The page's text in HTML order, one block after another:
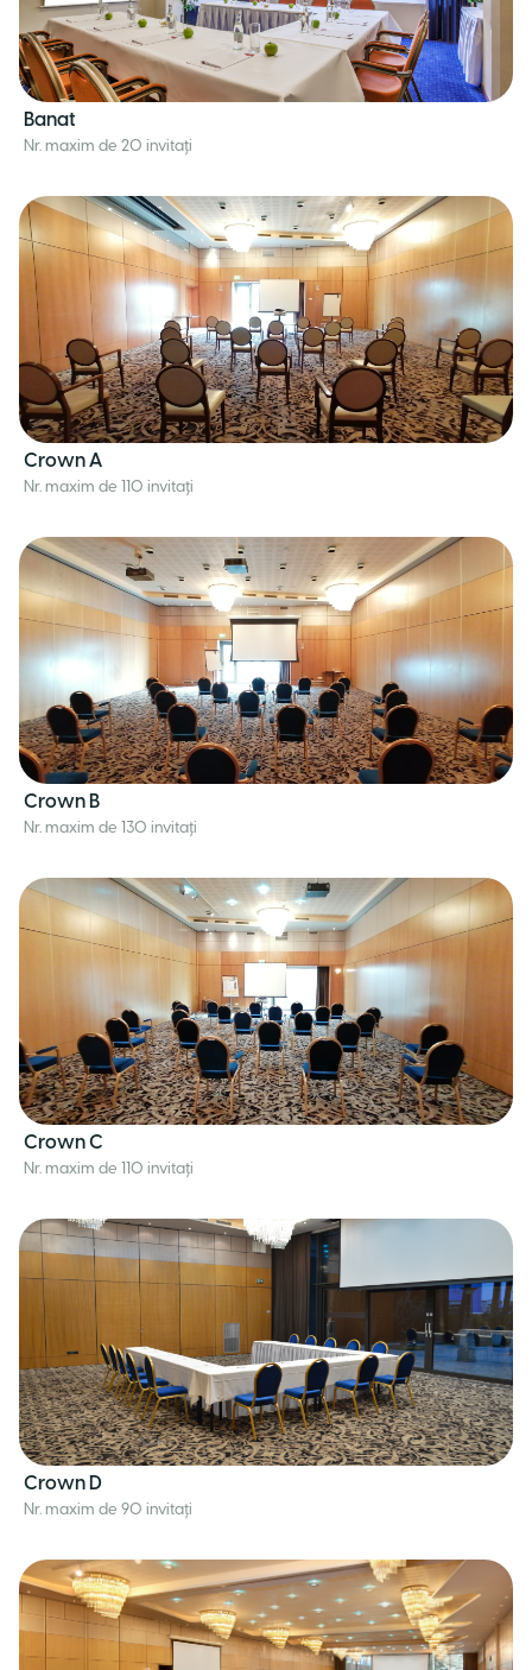
Banat
Nr. maxim de 20 invitați
Crown A
Nr. maxim de 110 invitați
Crown B
Nr. maxim de 130 invitați
Crown C
Nr. maxim de 110 invitați
Crown D
Nr. maxim de 90 invitați